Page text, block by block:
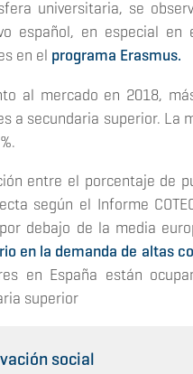
universitaria, se
español, en especial
en el programa Erasmus.
al mercado en 2018,
a secundaria superior. La
entre el porcentaje de
según el Informe
debajo de la media
en la demanda de altas
en España están
superior
social